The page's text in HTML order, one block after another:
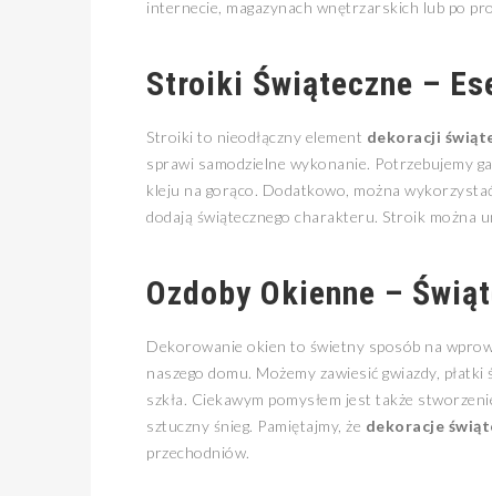
internecie, magazynach wnętrzarskich lub po
Stroiki Świąteczne –
Stroiki to nieodłączny element dekoracji
sprawi samodzielne wykonanie. Potrzebujemy
kleju na gorąco. Dodatkowo, można
dodają świątecznego charakteru. Stroik można
Ozdoby Okienne –
Dekorowanie okien to świetny sposób na
naszego domu. Możemy zawiesić gwiazdy,
szkła. Ciekawym pomysłem jest także
sztuczny śnieg. Pamiętajmy, że dekoracje
przechodniów.